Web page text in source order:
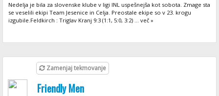
Nedelja je bila za slovenske klube v ligi INL uspešnejša kot sobota. Zmage sta
se veselili ekipi Team Jesenice in Celja. Preostale ekipe so v 23. krogu
izgubile.Feldkirch : Triglav Kranj 9:3 (1:1, 5:0, 3:2) ... več »
Zamenjaj tekmovanje
Friendly Men